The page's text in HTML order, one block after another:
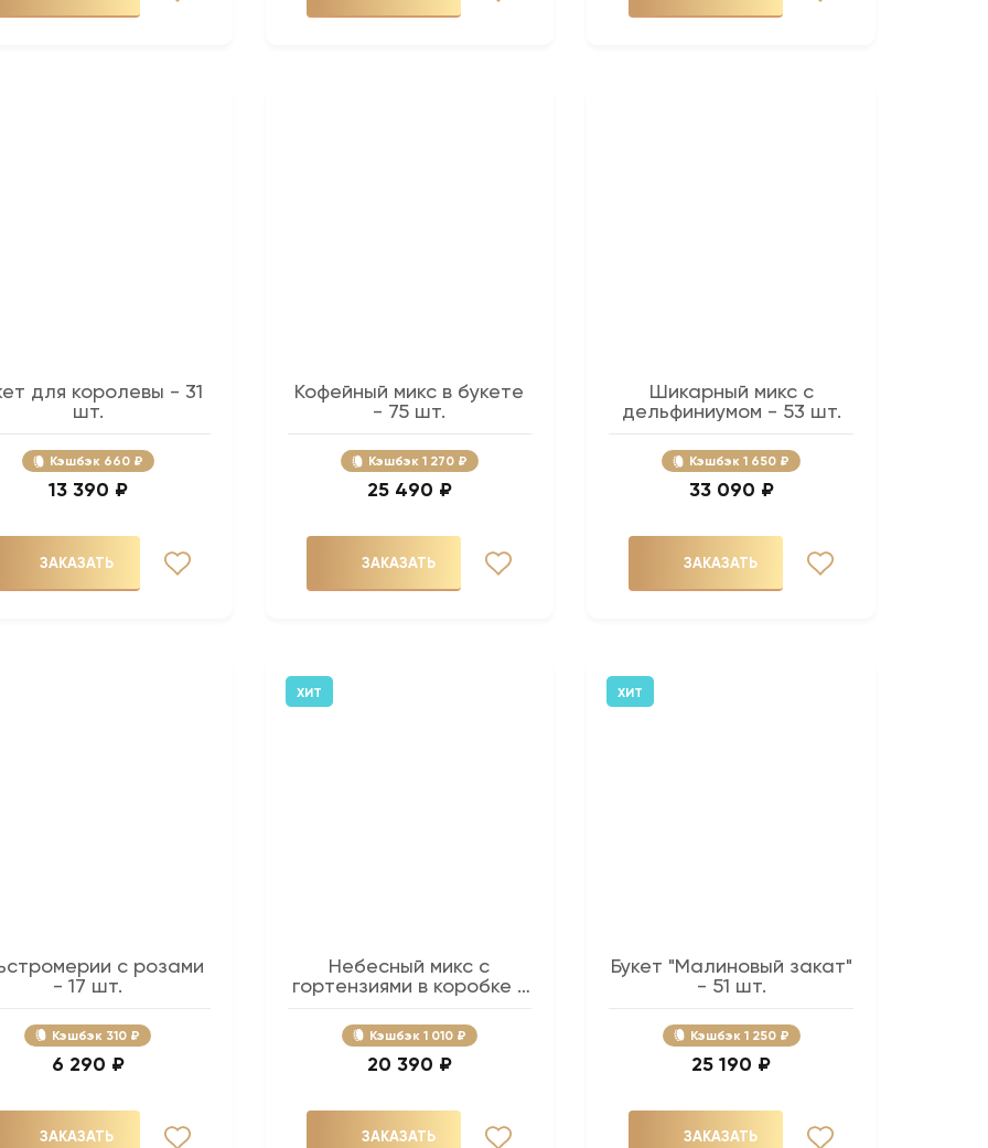
для королевы - 31
шт.
Кэшбэк 660 ₽
13 390 ₽
ЗАКАЗАТЬ
Кофейный микс в букете
- 75 шт.
Кэшбэк 1 270 ₽
25 490 ₽
ЗАКАЗАТЬ
Шикарный микс с
дельфиниумом - 53 шт.
Кэшбэк1 650 ₽
33 090 ₽
ЗАКАЗАТЬ
с розами
- 17 шт.
Кэшбэк 310 ₽
6 290 ₽
ЗАКАЗАТЬ
ХИТ
Небесный микс с
гортензиями в коробке -
51 шт.
Кэшбэк 1 010 ₽
20 390 ₽
ЗАКАЗАТЬ
ХИТ
Букет "Малиновый закат"
- 51 шт.
Кэшбэк 1 250 ₽
25 190 ₽
ЗАКАЗАТЬ